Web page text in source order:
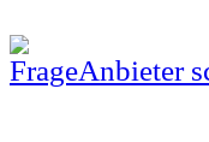
Anbieter